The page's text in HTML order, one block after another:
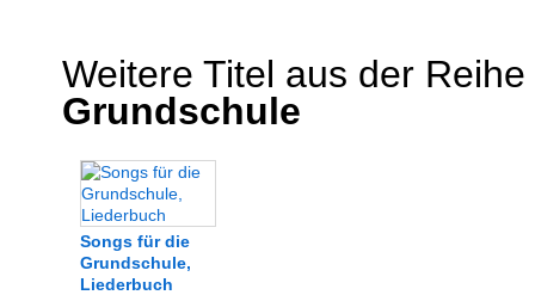
Weitere Titel aus der Reihe
Grundschule
Songs für die
Grundschule,
Liederbuch